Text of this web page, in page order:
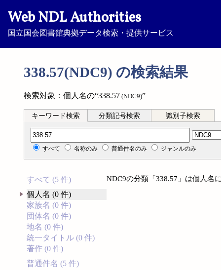
Web NDL Authorities
国立国会図書館典拠データ検索・提供サービス
338.57(NDC9) の検索結果
検索対象：個人名の“338.57 (NDC9)”
キーワード検索 分類記号検索 識別子検索
分類記号検索
すべて 名称のみ 普通件名のみ ジャンルのみ
すべて (5 件)
個人名 (0 件)
家族名 (0 件)
団体名 (0 件)
地名 (0 件)
統一タイトル (0 件)
著作 (0 件)
普通件名 (5 件)
NDC9の分類「338.57」は個人名